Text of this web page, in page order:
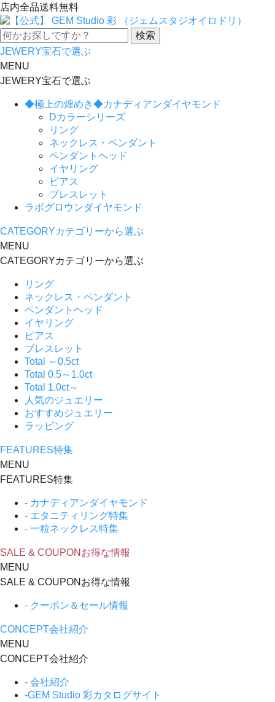
店内全品送料無料
JEWERY宝石で選ぶ
MENU
JEWERY宝石で選ぶ
◆極上の煌めき◆カナディアンダイヤモンド
Dカラーシリーズ
リング
ネックレス・ペンダント
ペンダントヘッド
イヤリング
ピアス
ブレスレット
ラボグロウンダイヤモンド
CATEGORYカテゴリーから選ぶ
MENU
CATEGORYカテゴリーから選ぶ
リング
ネックレス・ペンダント
ペンダントヘッド
イヤリング
ピアス
ブレスレット
Total ～0.5ct
Total 0.5～1.0ct
Total 1.0ct～
人気のジュエリー
おすすめジュエリー
ラッピング
FEATURES特集
MENU
FEATURES特集
- カナディアンダイヤモンド
- エタニティリング特集
- 一粒ネックレス特集
SALE & COUPON お得な情報
MENU
SALE & COUPON お得な情報
- クーポン＆セール情報
CONCEPT会社紹介
MENU
CONCEPT会社紹介
- 会社紹介
-GEM Studio 彩カタログサイト